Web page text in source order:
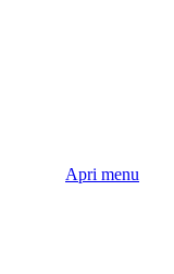
Apri menu